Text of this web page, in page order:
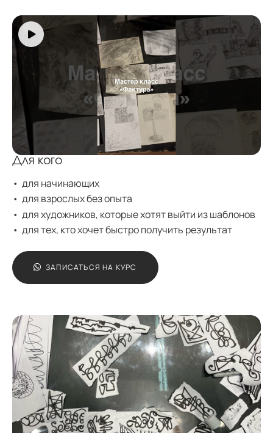
Для кого
для начинающих
для взрослых без опыта
для художников, которые хотят выйти из шаблонов
для тех, кто хочет быстро получить результат
ЗАПИСАТЬСЯ НА КУРС